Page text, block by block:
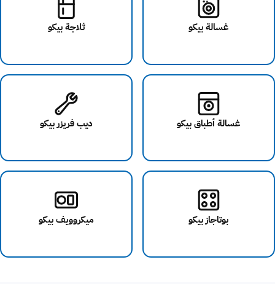
غسالة بيكو ثلاجة بيكو
غسالة أطباق بيكو ديب فريزر بيكو
بوتاجاز بيكو ميكروويف بيكو